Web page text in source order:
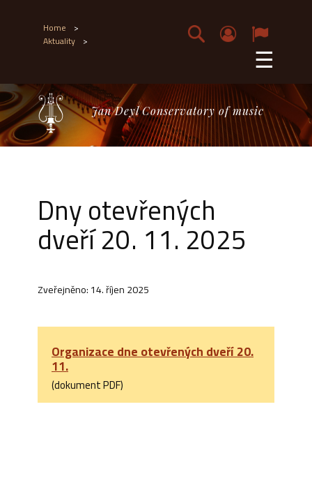
Home >
Aktuality > ☰
Jan Deyl Conservatory of music
Dny otevřených
dveří 20. 11. 2025
Zveřejněno: 14. říjen 2025
Organizace dne otevřených dveří 20.
11.
(dokument PDF)